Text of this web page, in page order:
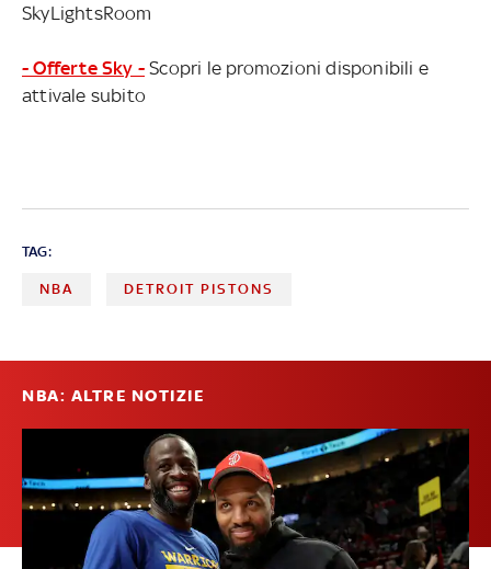
SkyLightsRoom
- Offerte Sky - Scopri le promozioni disponibili e
attivale subito
TAG:
NBA DETROIT PISTONS
NBA: ALTRE NOTIZIE